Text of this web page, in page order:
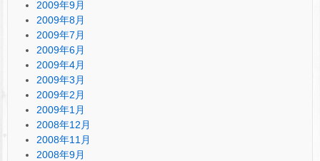
2009年9月
2009年8月
2009年7月
2009年6月
2009年4月
2009年3月
2009年2月
2009年1月
2008年12月
2008年11月
2008年9月